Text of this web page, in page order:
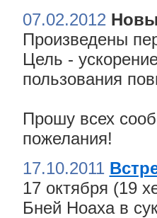
07.02.2012
Произведены
Цель -
пользования
Прошу всех
пожелания!
17.10.2011
17 октября (19
Бней Ноаха в